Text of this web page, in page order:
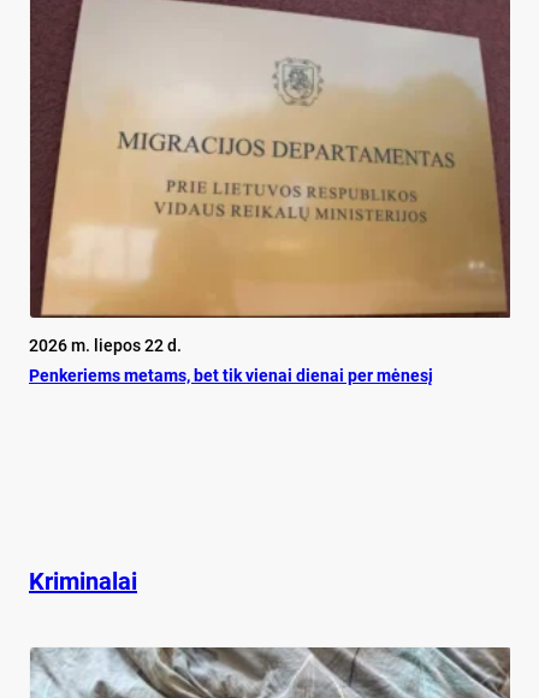
2026 m. liepos 22 d.
Pen­ke­riems me­tams, bet tik vie­nai die­nai per mė­ne­sį
Kriminalai